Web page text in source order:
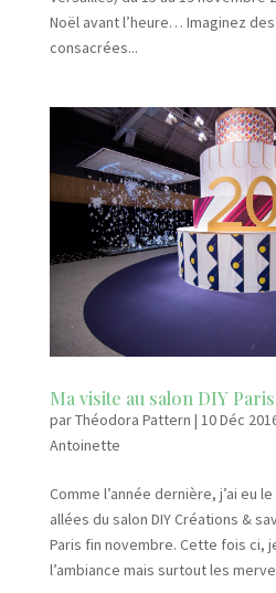
Noël avant l’heure… Imaginez
consacrées...
Ma visite au salon DIY Paris
parThéodora Pattern | 10 Déc
Antoinette
Comme l’année dernière, j’ai eu
allées du salon DIY Créations &
Paris fin novembre. Cette fois ci,
l’ambiance mais surtout les